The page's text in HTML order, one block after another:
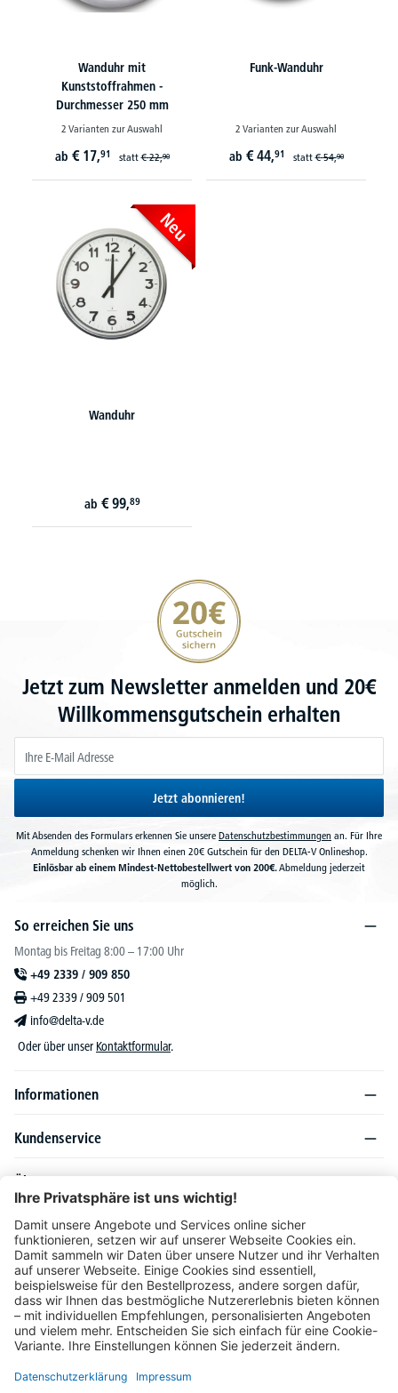
Wanduhr mit
Kunststoffrahmen -
Durchmesser 250 mm
2 Varianten zur Auswahl
ab € 17,91 statt€ 22,90
Funk-Wanduhr
2 Varianten zur Auswahl
ab € 44,91 statt€ 54,90
Neu
Wanduhr
ab € 99,89
20€ Gutschein sichern
Jetzt zum Newsletter anmelden und 20€
Willkommensgutschein erhalten
Jetzt abonnieren!
Mit Absenden des Formulars erkennen Sie unsere Datenschutzbestimmungen an. Für Ihre
Anmeldung schenken wir Ihnen einen 20€ Gutschein für den DELTA-V Onlineshop.
Einlösbar ab einem Mindest-Nettobestellwert von 200€.Abmeldung jederzeit
möglich.
So erreichen Sie uns
Montag bis Freitag 8:00 – 17:00 Uhr
+49 2339 / 909 850
+49 2339 / 909 501
info@delta-v.de
Oder über unser Kontaktformular.
Informationen
Kundenservice
Über DELTA-V
Produktsortiment
Ratgeber
Folgen Sie uns auch auf
Unser Angebot richtet sich ausschließlich an Industrie, Handel, Gewerbe und